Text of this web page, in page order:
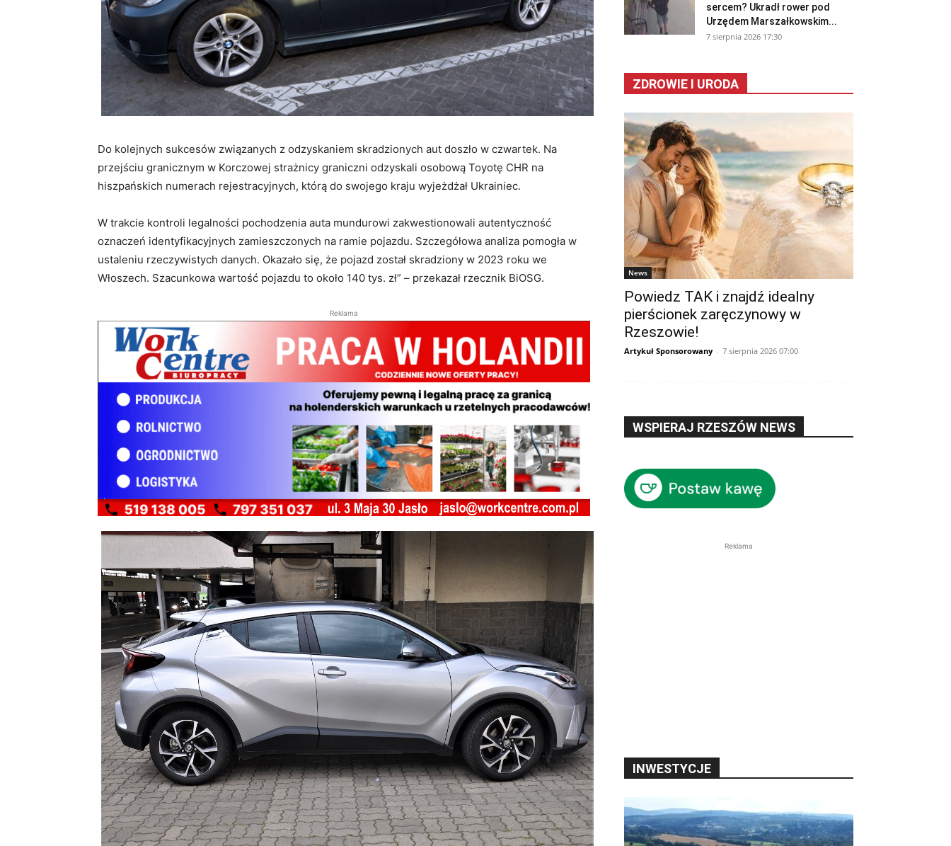
Do kolejnych sukcesów związanych z odzyskaniem skradzionych aut doszło w czwartek. Na
przejściu granicznym w Korczowej strażnicy graniczni odzyskali osobową Toyotę CHR na
hiszpańskich numerach rejestracyjnych, którą do swojego kraju wyjeżdżał Ukrainiec.
W trakcie kontroli legalności pochodzenia auta mundurowi zakwestionowali autentyczność
oznaczeń identyfikacyjnych zamieszczonych na ramie pojazdu. Szczegółowa analiza pomogła w
ustaleniu rzeczywistych danych. Okazało się, że pojazd został skradziony w 2023 roku we
Włoszech. Szacunkowa wartość pojazdu to około 140 tys. zł” – przekazał rzecznik BiOSG.
Reklama
sercem? Ukradł rower pod
Urzędem Marszałkowskim...
7 sierpnia 2026 17:30
ZDROWIE I URODA
News
Powiedz TAK i znajdź idealny
pierścionek zaręczynowy w
Rzeszowie!
Artykuł Sponsorowany - 7 sierpnia 2026 07:00
WSPIERAJ RZESZÓW NEWS
Reklama
INWESTYCJE